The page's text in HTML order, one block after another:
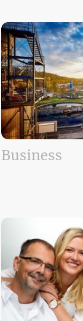
Business